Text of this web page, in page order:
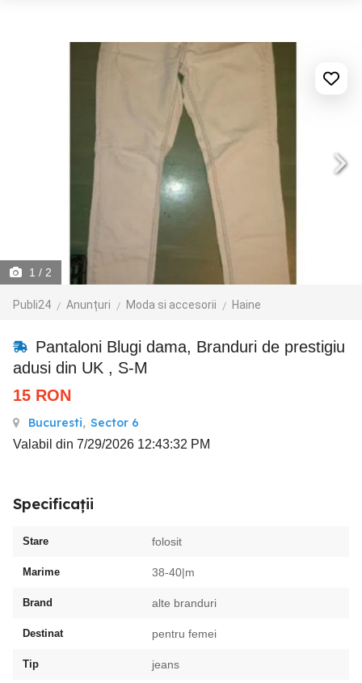
1 / 2
Publi24 Anunțuri Moda si accesorii Haine
Pantaloni Blugi dama, Branduri de prestigiu
adusi din UK , S-M
15 RON
Bucuresti, Sector 6
Valabil din 7/29/2026 12:43:32 PM
Specificații
Stare folosit
Marime 38-40|m
Brand alte branduri
Destinat pentru femei
Tip jeans